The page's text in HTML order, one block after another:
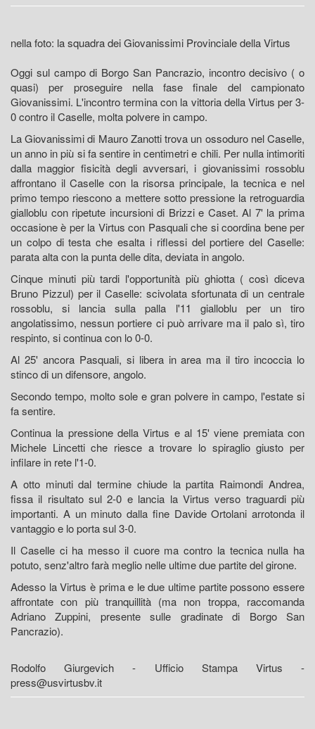
nella foto: la squadra dei Giovanissimi Provinciale della Virtus
Oggi sul campo di Borgo San Pancrazio, incontro decisivo ( o
quasi) per proseguire nella fase finale del campionato
Giovanissimi. L'incontro termina con la vittoria della Virtus per 3-
0 contro il Caselle, molta polvere in campo.
La Giovanissimi di Mauro Zanotti trova un ossoduro nel Caselle,
un anno in più si fa sentire in centimetri e chili. Per nulla intimoriti
dalla maggior fisicità degli avversari, i giovanissimi rossoblu
affrontano il Caselle con la risorsa principale, la tecnica e nel
primo tempo riescono a mettere sotto pressione la retroguardia
gialloblu con ripetute incursioni di Brizzi e Caset. Al 7' la prima
occasione è per la Virtus con Pasquali che si coordina bene per
un colpo di testa che esalta i riflessi del portiere del Caselle:
parata alta con la punta delle dita, deviata in angolo.
Cinque minuti più tardi l'opportunità più ghiotta ( così diceva
Bruno Pizzul) per il Caselle: scivolata sfortunata di un centrale
rossoblu, si lancia sulla palla l'11 gialloblu per un tiro
angolatissimo, nessun portiere ci può arrivare ma il palo sì, tiro
respinto, si continua con lo 0-0.
Al 25' ancora Pasquali, si libera in area ma il tiro incoccia lo
stinco di un difensore, angolo.
Secondo tempo, molto sole e gran polvere in campo, l'estate si
fa sentire.
Continua la pressione della Virtus e al 15' viene premiata con
Michele Lincetti che riesce a trovare lo spiraglio giusto per
infilare in rete l'1-0.
A otto minuti dal termine chiude la partita Raimondi Andrea,
fissa il risultato sul 2-0 e lancia la Virtus verso traguardi più
importanti. A un minuto dalla fine Davide Ortolani arrotonda il
vantaggio e lo porta sul 3-0.
Il Caselle ci ha messo il cuore ma contro la tecnica nulla ha
potuto, senz'altro farà meglio nelle ultime due partite del girone.
Adesso la Virtus è prima e le due ultime partite possono essere
affrontate con più tranquillità (ma non troppa, raccomanda
Adriano Zuppini, presente sulle gradinate di Borgo San
Pancrazio).
Rodolfo Giurgevich - Ufficio Stampa Virtus -
press@usvirtusbv.it